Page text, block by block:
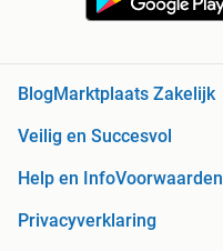
BlogMarktplaats Zakelijk
Veilig en Succesvol
Help en InfoVoorwaarden
Privacyverklaring